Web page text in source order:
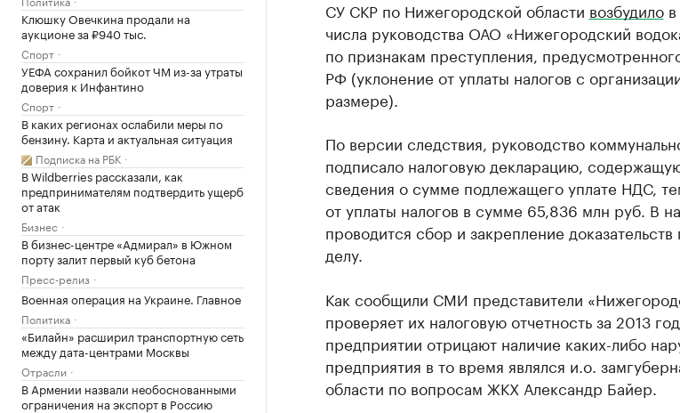
Клюшку Овечкина продали на
аукционе за ₽940 тыс.
Спорт
УЕФА сохранил бойкот ЧМ из-за утраты
доверия к Инфантино
Спорт
В каких регионах ослабили меры по
бензину. Карта и актуальная ситуация
Подписка на РБК
В Wildberries рассказали, как
предпринимателям подтвердить ущерб
от атак
Бизнес
В бизнес-центре «Адмирал» в Южном
порту залит первый куб бетона
Пресс-релиз
Военная операция на Украине. Главное
Политика
«Билайн» расширил транспортную сеть
между дата-центрами Москвы
Отрасли
В Армении назвали необоснованными
ограничения на экспорт в Россию
СУ СКР по Нижегородской области возбудилов
числа руководства ОАО «Нижегородский
по признакам преступления,
РФ (уклонение от уплаты налогов с
размере).
По версии следствия, руководство
подписало налоговую декларацию,
сведения о сумме подлежащего уплате НДС,
от уплаты налогов в сумме 65,836 млн руб. В
проводится сбор и закрепление
делу.
Как сообщили СМИ представители
проверяет их налоговую отчетность за 2013
предприятии отрицают наличие каких-либо
предприятия в то время являлся и.о.
области по вопросам ЖКХ Александр Байер.